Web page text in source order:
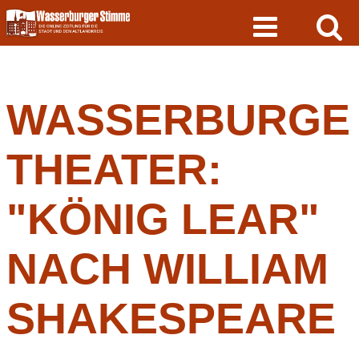
Skip
to
content
THEATER:
"KÖNIG LEAR"
NACH WILLIAM
SHAKESPEARE